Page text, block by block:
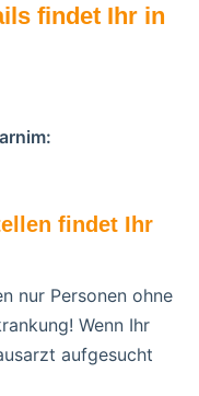
findet Ihr in
findet Ihr
nur Personen ohne
Wenn Ihr
aufgesucht